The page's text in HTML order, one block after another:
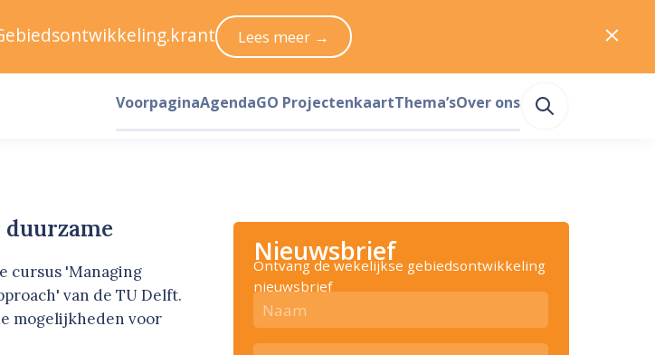
cursus 'Managing
van de TU Delft.
mogelijkheden voor
Nieuwsbrief
Ontvang de wekelijkse gebiedsontwikkeling
nieuwsbrief
Lees meer →
VoorpaginaAgendaGO ProjectenkaartThema’sOver ons